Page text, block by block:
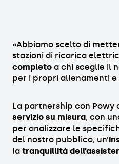
«Abbiamo scelto di
stazioni di ricarica
completo a chi sceglie il
per i propri allenamenti
La partnership con Powy
servizio su misura, con
per analizzare le
del nostro pubblico, un’
la tranquillità